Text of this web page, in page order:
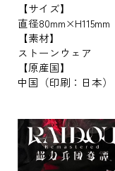
【サイズ】
直径80mm×H115mm
【素材】
ストーンウェア
【原産国】
中国（印刷：日本）